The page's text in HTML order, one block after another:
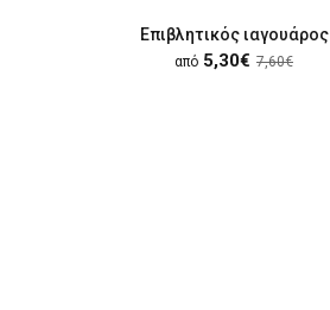
Επιβλητικός ιαγουάρος
από 5,30€ 7,60€